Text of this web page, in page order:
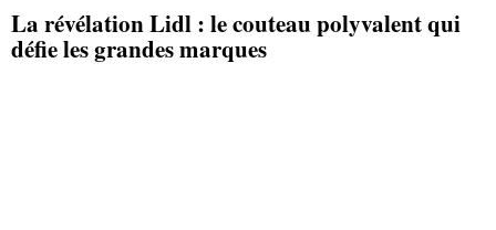
La révélation Lidl : le couteau polyvalent qui
défie les grandes marques